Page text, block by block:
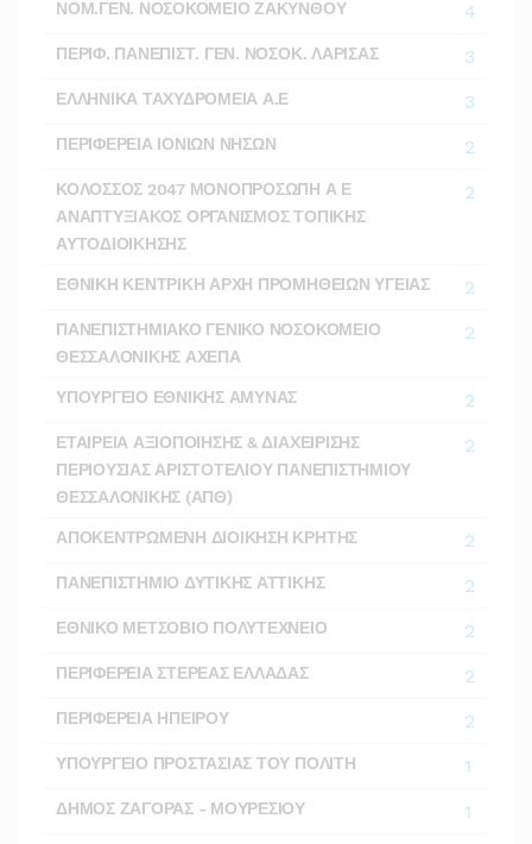
ΝΟΜ.ΓΕΝ. ΝΟΣΟΚΟΜΕΙΟ ΖΑΚΥΝΘΟΥ 4
ΠΕΡΙΦ. ΠΑΝΕΠΙΣΤ. ΓΕΝ. ΝΟΣΟΚ. ΛΑΡΙΣΑΣ 3
ΕΛΛΗΝΙΚΑ ΤΑΧΥΔΡΟΜΕΙΑ Α.Ε 3
ΠΕΡΙΦΕΡΕΙΑ ΙΟΝΙΩΝ ΝΗΣΩΝ 2
ΚΟΛΟΣΣΟΣ 2047 ΜΟΝΟΠΡΟΣΩΠΗ Α Ε
ΑΝΑΠΤΥΞΙΑΚΟΣ ΟΡΓΑΝΙΣΜΟΣ ΤΟΠΙΚΗΣ
ΑΥΤΟΔΙΟΙΚΗΣΗΣ
2
ΕΘΝΙΚΗ ΚΕΝΤΡΙΚΗ ΑΡΧΗ ΠΡΟΜΗΘΕΙΩΝ ΥΓΕΙΑΣ 2
ΠΑΝΕΠΙΣΤΗΜΙΑΚΟ ΓΕΝΙΚΟ ΝΟΣΟΚΟΜΕΙΟ
ΘΕΣΣΑΛΟΝΙΚΗΣ ΑΧΕΠΑ
2
ΥΠΟΥΡΓΕΙΟ ΕΘΝΙΚΗΣ ΑΜΥΝΑΣ 2
ΕΤΑΙΡΕΙΑ ΑΞΙΟΠΟΙΗΣΗΣ & ΔΙΑΧΕΙΡΙΣΗΣ
ΠΕΡΙΟΥΣΙΑΣ ΑΡΙΣΤΟΤΕΛΙΟΥ ΠΑΝΕΠΙΣΤΗΜΙΟΥ
ΘΕΣΣΑΛΟΝΙΚΗΣ (ΑΠΘ)
2
ΑΠΟΚΕΝΤΡΩΜΕΝΗ ΔΙΟΙΚΗΣΗ ΚΡΗΤΗΣ 2
ΠΑΝΕΠΙΣΤΗΜΙΟ ΔΥΤΙΚΗΣ ΑΤΤΙΚΗΣ 2
ΕΘΝΙΚΟ ΜΕΤΣΟΒΙΟ ΠΟΛΥΤΕΧΝΕΙΟ 2
ΠΕΡΙΦΕΡΕΙΑ ΣΤΕΡΕΑΣ ΕΛΛΑΔΑΣ 2
ΠΕΡΙΦΕΡΕΙΑ ΗΠΕΙΡΟΥ 2
ΥΠΟΥΡΓΕΙΟ ΠΡΟΣΤΑΣΙΑΣ ΤΟΥ ΠΟΛΙΤΗ 1
ΔΗΜΟΣ ΖΑΓΟΡΑΣ - ΜΟΥΡΕΣΙΟΥ 1